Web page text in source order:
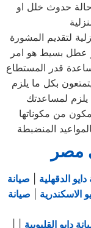
حدوث خلل او
لتقديم المشورة
عطل بسيط هو امر
بكل ما يلزم
يلزم لمساعدتك
من مكوناتها
المنضبطة
مصر
الدقهلية
صيانة
الاسكندرية
صيانة
دايو القليوبية